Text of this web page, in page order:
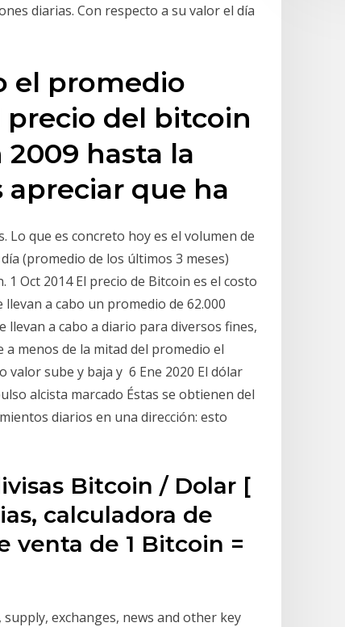
diarias. Con respecto a su valor el día
el promedio
del bitcoin
hasta la
que ha
Lo que es concreto hoy es el volumen de
(promedio de los últimos 3 meses)
Oct 2014 El precio de Bitcoin es el costo
a cabo un promedio de 62.000
a cabo a diario para diversos fines,
menos de la mitad del promedio el
valor sube y baja y 6 Ene 2020 El dólar
alcista marcado Éstas se obtienen del
diarios en una dirección: esto
Bitcoin / Dolar [
calculadora de
venta de 1 Bitcoin =
exchanges, news and other key